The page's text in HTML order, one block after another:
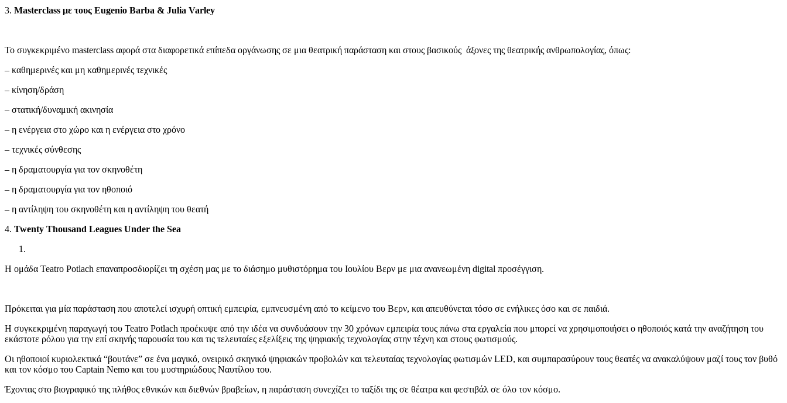
3. Masterclass με τους Eugenio Barba & Julia Varley
Το συγκεκριμένο masterclass αφορά στα διαφορετικά επίπεδα οργάνωσης σε μια θεατρική παράσταση και στους βασικούς άξονες της θεατρικής ανθρωπολογίας, όπως:
– καθημερινές και μη καθημερινές τεχνικές
– κίνηση/δράση
– στατική/δυναμική ακινησία
– η ενέργεια στο χώρο και η ενέργεια στο χρόνο
– τεχνικές σύνθεσης
– η δραματουργία για τον σκηνοθέτη
– η δραματουργία για τον ηθοποιό
– η αντίληψη του σκηνοθέτη και η αντίληψη του θεατή
4. Twenty Thousand Leagues Under the Sea
Η ομάδα Teatro Potlach επαναπροσδιορίζει τη σχέση μας με το διάσημο μυθιστόρημα του Ιουλίου Βερν με μια ανανεωμένη digital προσέγγιση.
Πρόκειται για μία παράσταση που αποτελεί ισχυρή οπτική εμπειρία, εμπνευσμένη από το κείμενο του Βερν, και απευθύνεται τόσο σε ενήλικες όσο και σε παιδιά.
Η συγκεκριμένη παραγωγή του Teatro Potlach προέκυψε από την ιδέα να συνδυάσουν την 30 χρόνων εμπειρία τους πάνω στα εργαλεία που μπορεί να χρησιμοποιήσει ο ηθοποιός κατά την αναζήτηση του
εκάστοτε ρόλου για την επί σκηνής παρουσία του και τις τελευταίες εξελίξεις της ψηφιακής τεχνολογίας στην τέχνη και στους φωτισμούς.
Οι ηθοποιοί κυριολεκτικά “βουτάνε” σε ένα μαγικό, ονειρικό σκηνικό ψηφιακών προβολών και τελευταίας τεχνολογίας φωτισμών LED, και συμπαρασύρουν τους θεατές να ανακαλύψουν μαζί τους τον βυθό
και τον κόσμο του Captain Nemo και του μυστηριώδους Ναυτίλου του.
Έχοντας στο βιογραφικό της πλήθος εθνικών και διεθνών βραβείων, η παράσταση συνεχίζει το ταξίδι της σε θέατρα και φεστιβάλ σε όλο τον κόσμο.